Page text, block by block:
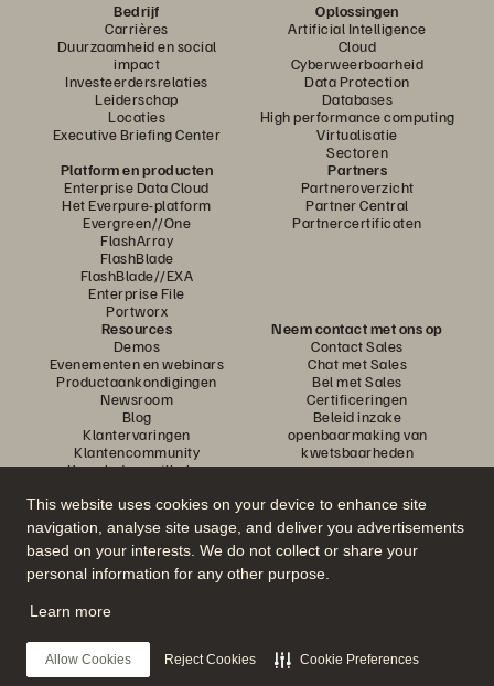
This website uses cookies on your device to enhance site
navigation, analyse site usage, and deliver you advertisements
based on your interests. We do not collect or share your
personal information for any other purpose.
Learn more
Allow Cookies Reject Cookies Cookie Preferences
Bedrijf
Carrières
Duurzaamheid en social
impact
Investeerdersrelaties
Leiderschap
Locaties
Executive Briefing Center
Oplossingen
Artificial Intelligence
Cloud
Cyberweerbaarheid
Data Protection
Databases
High performance computing
Virtualisatie
Sectoren
Platform en producten
Enterprise Data Cloud
Het Everpure-platform
Evergreen//One
FlashArray
FlashBlade
FlashBlade//EXA
Enterprise File
Portworx
Partners
Partneroverzicht
Partner Central
Partnercertificaten
Resources
Demos
Evenementen en webinars
Productaankondigingen
Newsroom
Blog
Klantervaringen
Klantencommunity
Knowledge-artikelen
Neem contact met ons op
Contact Sales
Chat met Sales
Bel met Sales
Certificeringen
Beleid inzake
openbaarmaking van
kwetsbaarheden
Neem deel aan het gesprek
Volg alle officiële sociale kanalen van Everpure
© 2026 Everpure, Inc. Alle rechten voorbehouden.
PrivacyAlgemene voorwaarden websiteLegalVertrouwenscentrum